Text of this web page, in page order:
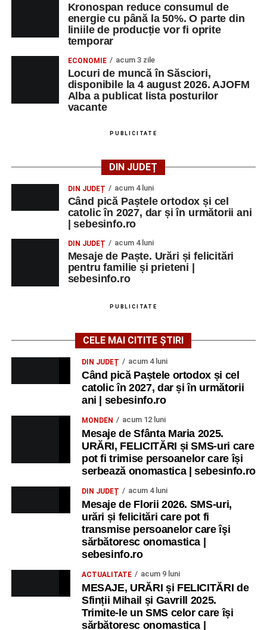
Kronospan reduce consumul de
energie cu până la 50%. O parte din
liniile de producție vor fi oprite
temporar
ECONOMIE acum 3 zile
Locuri de muncă în Săsciori,
disponibile la 4 august 2026. AJOFM
Alba a publicat lista posturilor
vacante
PUBLICITATE
DIN JUDEȚ
DIN JUDEȚ acum 4 luni
Când pică Paștele ortodox și cel
catolic în 2027, dar și în următorii ani
| sebesinfo.ro
DIN JUDEȚ acum 4 luni
Mesaje de Paște. Urări și felicitări
pentru familie și prieteni |
sebesinfo.ro
PUBLICITATE
CELE MAI CITITE ȘTIRI
DIN JUDEȚ acum 4 luni
Când pică Paștele ortodox și cel
catolic în 2027, dar și în următorii
ani | sebesinfo.ro
MONDEN acum 12 luni
Mesaje de Sfânta Maria 2025.
URĂRI, FELICITĂRI și SMS-uri care
pot fi trimise persoanelor care își
serbează onomastica | sebesinfo.ro
DIN JUDEȚ acum 4 luni
Mesaje de Florii 2026. SMS-uri,
urări și felicitări care pot fi
transmise persoanelor care îşi
sărbătoresc onomastica |
sebesinfo.ro
ACTUALITATE acum 9 luni
MESAJE, URĂRI și FELICITĂRI de
Sfinții Mihail și Gavrill 2025.
Trimite-le un SMS celor care își
sărbătoresc onomastica |